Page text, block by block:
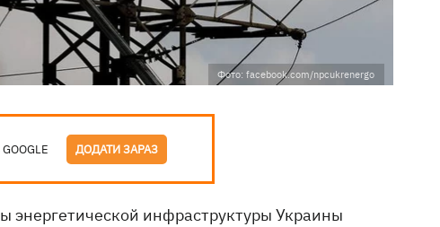
Фото: facebook.com/npcukrenergo
ДОДАТИ ЗАРАЗ
энергетической инфраструктуры Украины